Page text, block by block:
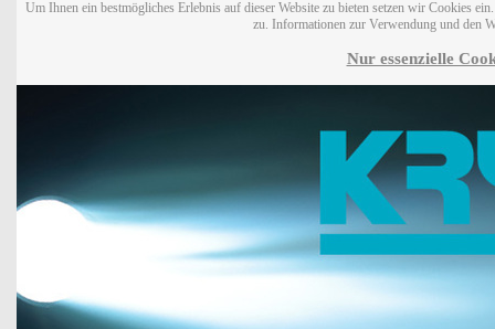
Um Ihnen ein bestmögliches Erlebnis auf dieser Website zu bieten setzen wir Cookies
zu. Informationen zur Verwendung und den
Nur essenzielle